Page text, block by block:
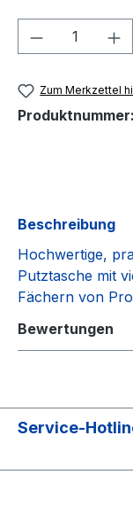
Produkt
Zum Merkzettel
Produktnummer:
Beschreibung
Hochwertige,
Putztasche mit
Fächern von
Bewertungen
Service-